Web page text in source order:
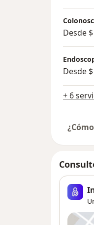
Desde $
Desde $
+ 6